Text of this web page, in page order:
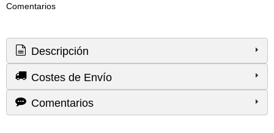
Comentarios
Descripción
Costes de Envío
Comentarios